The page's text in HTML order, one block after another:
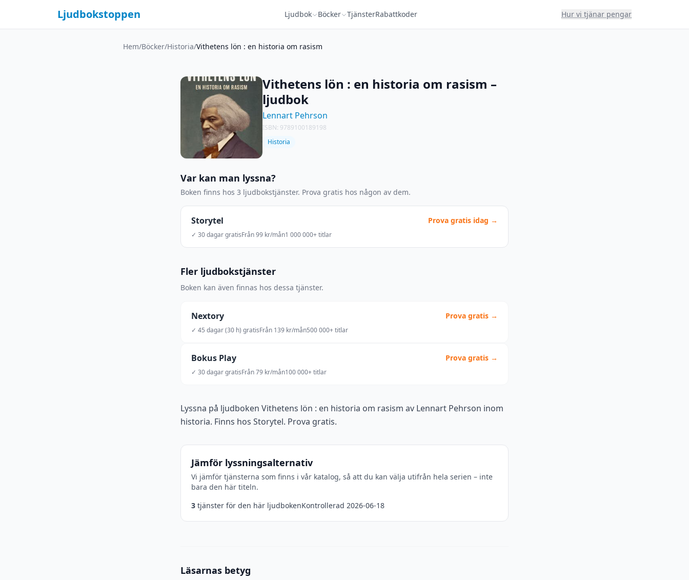
Ljudbokstoppen Ljudbok Böcker TjänsterRabattkoder Hur vi tjänar pengar
Hem/Böcker/Historia/Vithetens lön : en historia om rasism
Vithetens lön : en historia om rasism –
ljudbok
Lennart Pehrson
ISBN: 9789100189198
Historia
Var kan man lyssna?
Boken finns hos 3 ljudbokstjänster. Prova gratis hos någon av dem.
Storytel Prova gratis idag →
✓ 30 dagar gratisFrån 99 kr/mån1 000 000+ titlar
Fler ljudbokstjänster
Boken kan även finnas hos dessa tjänster.
Nextory Prova gratis →
✓ 45 dagar (30 h) gratisFrån 139 kr/mån500 000+ titlar
Bokus Play Prova gratis →
✓ 30 dagar gratisFrån 79 kr/mån100 000+ titlar
Lyssna på ljudboken Vithetens lön : en historia om rasism av Lennart Pehrson inom
historia. Finns hos Storytel. Prova gratis.
Jämför lyssningsalternativ
Vi jämför tjänsterna som finns i vår katalog, så att du kan välja utifrån hela serien – inte
bara den här titeln.
3 tjänster för den här ljudbokenKontrollerad 2026-06-18
Läsarnas betyg